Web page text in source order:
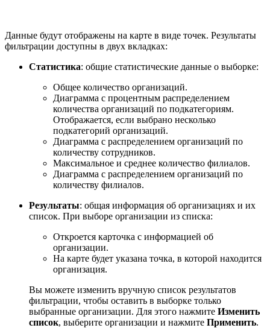
Данные будут отображены на карте в виде точек. Результаты
фильтрации доступны в двух вкладках:
Статистика: общие статистические данные о выборке:
Общее количество организаций.
Диаграмма с процентным распределением
количества организаций по подкатегориям.
Отображается, если выбрано несколько
подкатегорий организаций.
Диаграмма с распределением организаций по
количеству сотрудников.
Максимальное и среднее количество филиалов.
Диаграмма с распределением организаций по
количеству филиалов.
Результаты: общая информация об организациях и их
список. При выборе организации из списка:
Откроется карточка с информацией об
организации.
На карте будет указана точка, в которой находится
организация.
Вы можете изменить вручную список результатов
фильтрации, чтобы оставить в выборке только
выбранные организации. Для этого нажмите Изменить
список, выберите организации и нажмите Применить.